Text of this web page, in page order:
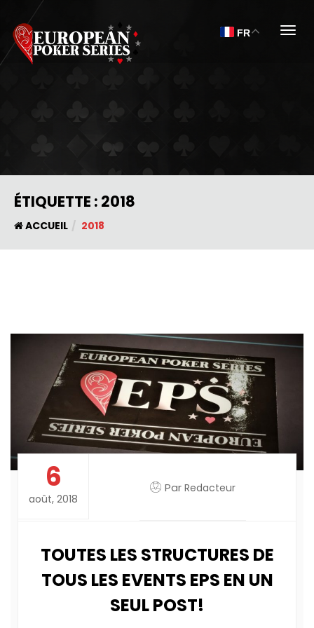
FR
ÉTIQUETTE : 2018
ACCUEIL 2018
6
août, 2018
Par Redacteur
TOUTES LES STRUCTURES DE
TOUS LES EVENTS EPS EN UN
SEUL POST!